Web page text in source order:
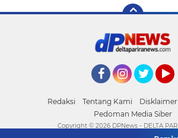
Redaksi Tentang Kami Disklaimer
Pedoman Media Siber
Copyright © 2026 DPNews - DELTA